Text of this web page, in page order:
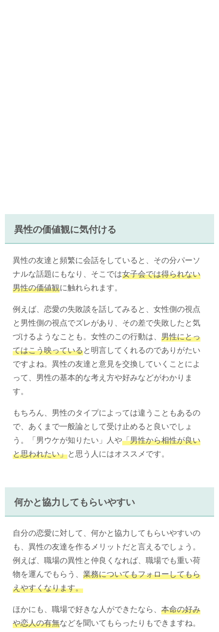
異性の価値観に気付ける
異性の友達と頻繁に会話をしていると、その分パーソ
ナルな話題にもなり、そこでは女子会では得られない
男性の価値観に触れられます。
例えば、恋愛の失敗談を話してみると、女性側の視点
と男性側の視点でズレがあり、その差で失敗したと気
づけるようなことも。女性のこの行動は、 男性にとっ
てはこう映っていると明言してくれるのでありがたい
ですよね。異性の友達と意見を交換していくことによ
って、男性の基本的な考え方や好みなどがわかりま
す。
もちろん、男性のタイプによっては違うこともあるの
で、あくまで一般論として受け止めると良いでしょ
う。「男ウケが知りたい」人や「男性から相性が良い
と思われたい」と思う人にはオススメです。
何かと協力してもらいやすい
自分の恋愛に対して、何かと協力してもらいやすいの
も、異性の友達を作るメリットだと言えるでしょう。
例えば、職場の異性と仲良くなれば、職場でも重い荷
物を運んでもらう、 業務についてもフォローしてもら
えやすくなります。
ほかにも、職場で好きな人ができたなら、 本命の好み
や恋人の有無などを聞いてもらったりもできますね。